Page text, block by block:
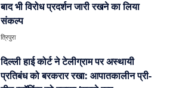
बाद भी विरोध प्रदर्शन जारी रखने का लिया
संकल्प
त्रिपुरा
दिल्ली हाई कोर्ट ने टेलीग्राम पर अस्थायी
प्रतिबंध को बरकरार रखा: आपातकालीन प्री-